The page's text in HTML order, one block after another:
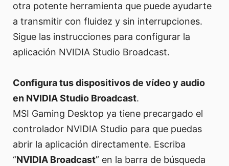
otra potente herramienta que puede ayudarte
a transmitir con fluidez y sin interrupciones.
Sigue las instrucciones para configurar la
aplicación NVIDIA Studio Broadcast.
Configura tus dispositivos de vídeo y audio
en NVIDIA Studio Broadcast.
MSI Gaming Desktop ya tiene precargado el
controlador NVIDIA Studio para que puedas
abrir la aplicación directamente. Escriba
“NVIDIA Broadcast” en la barra de búsqueda